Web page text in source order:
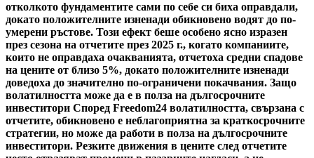
отколкото фундаментите сами по себе си биха оправдали,
докато положителните изненади обикновено водят до по-
умерени ръстове. Този ефект беше особено ясно изразен
през сезона на отчетите през 2025 г., когато компаниите,
които не оправдаха очакванията, отчетоха средни спадове
на цените от близо 5%, докато положителните изненади
доведоха до значително по-ограничени покачвания. Защо
волатилността може да е в полза на дългосрочните
инвеститори Според Freedom24 волатилността, свързана с
отчетите, обикновено е неблагоприятна за краткосрочните
стратегии, но може да работи в полза на дългосрочните
инвеститори. Резките движения в цените след отчетите